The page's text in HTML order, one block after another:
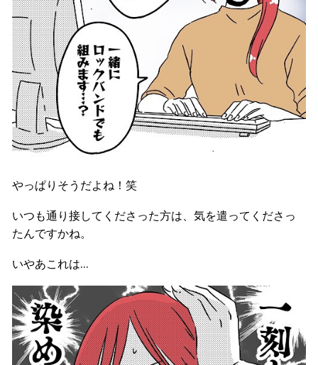
やっぱりそうだよね！笑
いつも通り接してくださった方は、気を遣ってくださっ
たんですかね。
いやあこれは…